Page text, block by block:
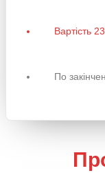
Вартість
По